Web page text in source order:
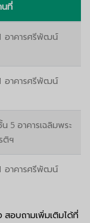
นที่
อาคารศรีพัฒน์
อาคารศรีพัฒน์
5 อาคารเฉลิมพระ
ติฯ
อาคารศรีพัฒน์
สอบถามเพิ่มเติมได้ที่